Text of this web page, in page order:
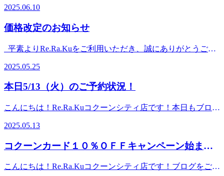
都心＿コクーンシティ＿大宮＿北浦和＿マッサージ#さいた
ま新都心＿コクーンシティ＿大宮＿北浦和＿肩こり#さいた
ま新都心＿コクーンシティ＿大宮＿北浦和＿腰痛
ック(60分×15回分)】通常:115,500円→ギフトパック:99,000円
得!✓有効期限は「使用日からスタート」✓購入のみのご来
11/21(金)～11/25(火)の5日間限定!コクーンシティカード《セ
ーー✓カードでのお支払い⇒お引き落とし時に10%OFF✓施
術・ギフトパックすべて対象✓カードをお持ちでない方も
当日発行OK5日間だけの大変お得な期間となっておりますー
ー・・ーー・・ーー・・ーー・・ーー◆レディースデー(木
曜限定)ーー・・ーー・・ーー・・ーー・・ーー女性のお客
様限定で、木曜日に40分以上のコースをご利用の方へ+10分
合・他特典との併用時は最大20分まで週の中でも特にお得に
ーー11月後半は気温が下がり、疲れやすさ・冷えやすさを感
Days」を開催いたします！期間中、コクーンシティカード
10％OFF！ 当店で販売させていただいているボディケアや
フットケアで使える【健康ギフトパック】も超お得！！ 10
回パック【60分チケット5回分】¥34,500(税
回分】：¥68,000(税込）→¥61,200（¥6800お得★）30回パッ
→¥89,100（¥9900円お得★）是非この機会にご購入ください
スタートですので、購入のみの来店もOKです♪ボディケアと
お持ちでない方は、当日発行も可能ですので是非コクーンシ
ティカードセゾンカウンターへ足をお運びくださいませ。キ
ャンペーンは9月26日から5日間限定になりますので、是非こ
の機会にリラクのボディケアをお試しください♪
すよね…本格的な夏の暑さもいやですが、その前のこの不安
定な時期も体調崩しそうでいやですよね。調べたところ、関
東は今日で梅雨入りのようです。ここからはしばらく傘を手
のも疲れが溜まってしまいますよね。体調を崩さないよう
に、そして本格的な夏の暑さに備えるという意味でも、ぜひ
リラクでお身体のメンテナンスをしましょう！！みなさんの
ご来店をお待ちしております！★6月10日（火）ご予約可能
時間★ 16：00～ OK！（15時時点）☆★ペアでご案内可
能時間★☆ 17：20～ OK！（15時時点）ご不明な点や、
▽▽▽▽▽▽▽▽▽▽▽▽▽▽▽▽▽▽▽▽▽【住所】 埼
ン2 3F【電話】: 048-788-1120【アクセス】JR各線「さいたま
店がございます（さいたま新都心駅近くの2Ｆのお店ではご
2025.06.10
価格改定のお知らせ
平素よりRe.Ra.Kuをご利用いただき、誠にありがとうござ
質の向上を目的として、２０２５年７月１日より、一部メニ
ューの内容及び価格を改定いたします。よりご満足いただけ
る施術をご提供するため、お悩みに寄り添うコースの充実や
に努めてまいります。改定後の詳細は、店頭または公式ウェ
ブサイト（6月中旬より）にてご確認ください。ご不明な点
い。今後も皆さまに安心してご利用いただけるよう努めてま
いります。何卒ご理解賜りますようお願い申し上げま
す.▽▽▽▽▽▽▽▽▽▽▽▽▽▽▽▽▽▽▽▽▽【住
2025.05.25
本日5/13（火）のご予約状況！
こんにちは！Re.Ra.Kuコクーンシティ店です！本日もブログ
べてみたところ、『一汁三菜の日』だそうです。一汁三菜と
う意味ですが、みなさんはバランスの良い食事は摂れていま
って定められていますが、それと比べると実際日本人は、塩
2025.05.13
コクーンカード１０％ＯＦＦキャンペーン始まり
こんにちは！Re.Ra.Kuコクーンシティ店です！ブログをご覧